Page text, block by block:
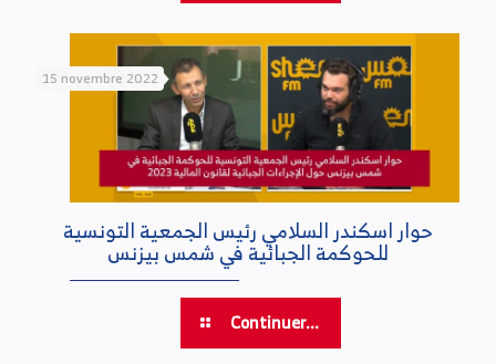
15 novembre 2022
حوار اسكندر السلامي رئيس الجمعية التونسية
للحوكمة الجبائية في شمس بيزنس
Continuer...